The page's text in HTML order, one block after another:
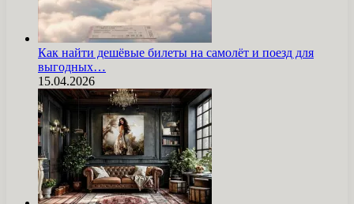
Как найти дешёвые билеты на самолёт и поезд для
выгодных…
15.04.2026